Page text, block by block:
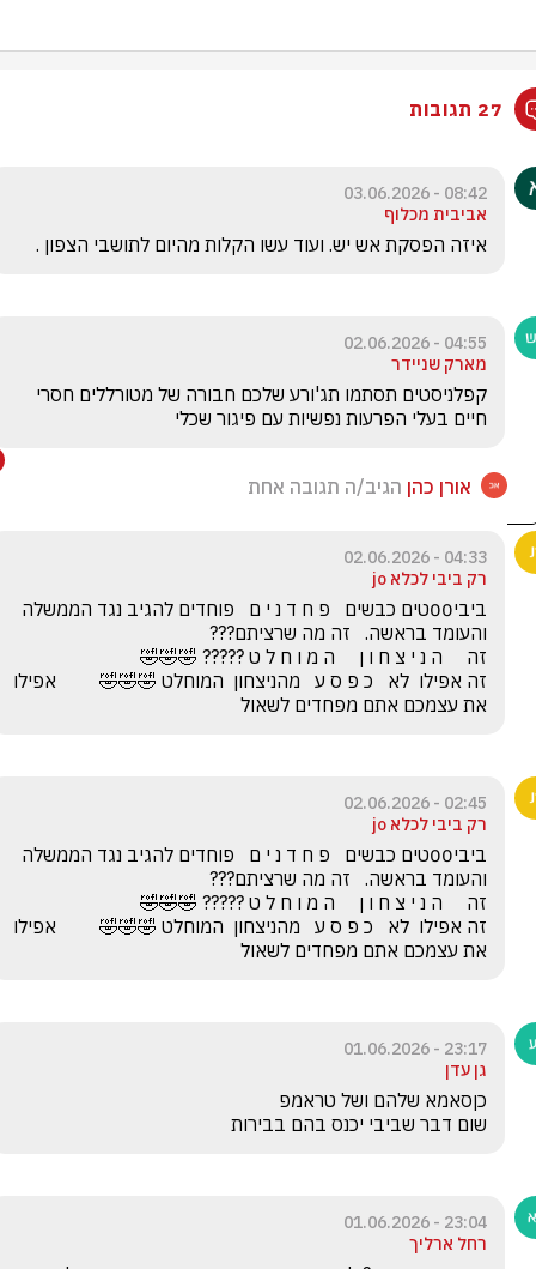
27 תגובות
08:42 - 03.06.2026
אביבית מכלוף
איזה הפסקת אש יש. ועוד עשו הקלות מהיום לתושבי הצפון .
04:55 - 02.06.2026
מארק שניידר
חיים בעלי הפרעות נפשיות עם פיגור שכלי
אורן כהן הגיב/ה תגובה אחת
04:33 - 02.06.2026
רק ביבי לכלא jo
את עצמכם אתם מפחדים לשאול
02:45 - 02.06.2026
רק ביבי לכלא jo
את עצמכם אתם מפחדים לשאול
23:17 - 01.06.2026
גן עדן
שום דבר שביבי יכנס בהם בבירות
23:04 - 01.06.2026
רחל ארליך